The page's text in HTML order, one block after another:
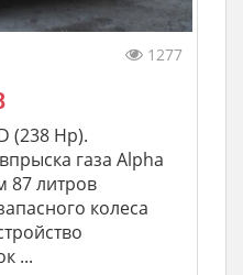
1277
(238 Hp).
газа Alpha
87 литров
колеса
...